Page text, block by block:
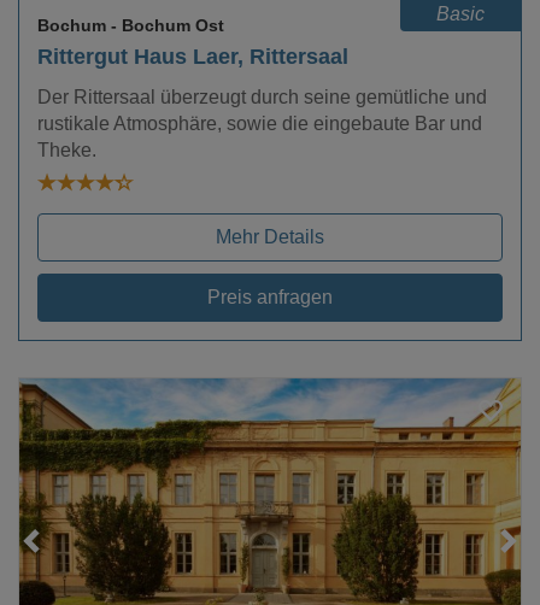
Basic
Rittergut Haus Laer, Rittersaal
Bochum - Bochum Ost
Der Rittersaal überzeugt durch seine gemütliche und
rustikale Atmosphäre, sowie die eingebaute Bar und
Theke.
Mehr Details
Preis anfragen
Loading...